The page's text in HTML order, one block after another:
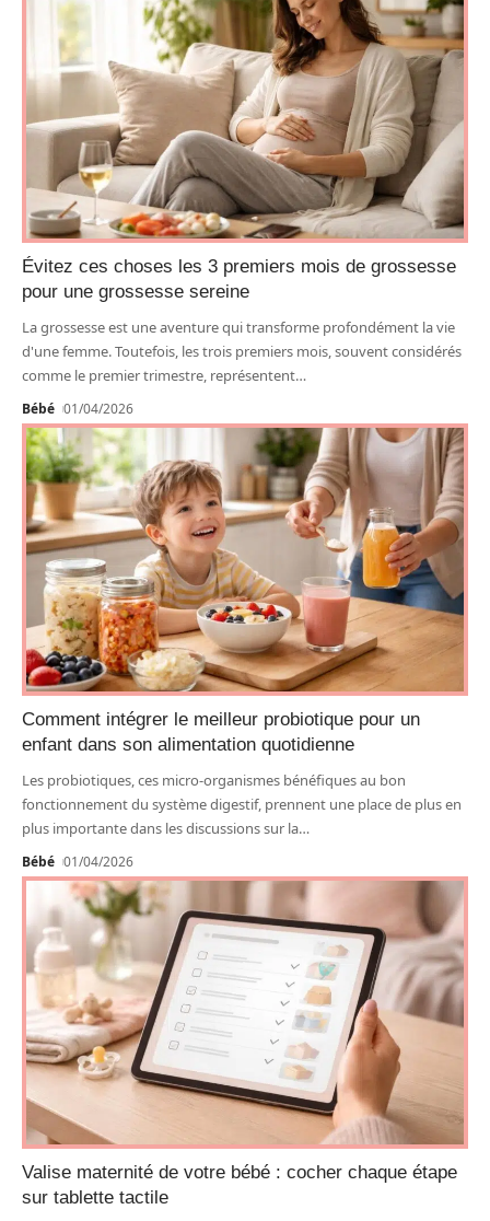
Évitez ces choses les 3 premiers mois de grossesse
pour une grossesse sereine
La grossesse est une aventure qui transforme profondément la vie
d'une femme. Toutefois, les trois premiers mois, souvent considérés
comme le premier trimestre, représentent…
Bébé 01/04/2026
Comment intégrer le meilleur probiotique pour un
enfant dans son alimentation quotidienne
Les probiotiques, ces micro-organismes bénéfiques au bon
fonctionnement du système digestif, prennent une place de plus en
plus importante dans les discussions sur la…
Bébé 01/04/2026
Valise maternité de votre bébé : cocher chaque étape
sur tablette tactile